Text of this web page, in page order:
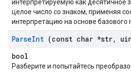
интерпретируемую как десятичное
целое число со знаком, применяя
интерпретацию на основе базового
ParseInt (const char *str,
bool
Разберите и попытайтесь